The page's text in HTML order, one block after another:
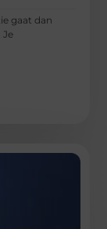
gaat dan
Je